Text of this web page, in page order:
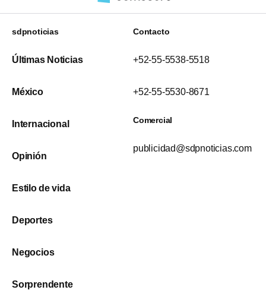
sdpnoticias
Últimas Noticias
México
Internacional
Opinión
Estilo de vida
Deportes
Negocios
Sorprendente
Contacto
+52-55-5538-5518
+52-55-5530-8671
Comercial
publicidad@sdpnoticias.com